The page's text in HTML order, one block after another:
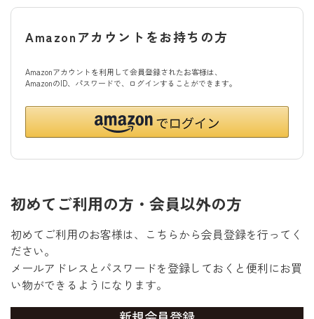
Amazonアカウントをお持ちの方
Amazonアカウントを利用して会員登録されたお客様は、
AmazonのID、パスワードで、ログインすることができます。
初めてご利用の方・会員以外の方
初めてご利用のお客様は、こちらから会員登録を行ってく
ださい。
メールアドレスとパスワードを登録しておくと便利にお買
い物ができるようになります。